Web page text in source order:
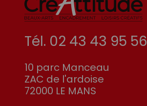
Tél. 02 43 43 95 56
10 parc Manceau
ZAC de l'ardoise
72000 LE MANS